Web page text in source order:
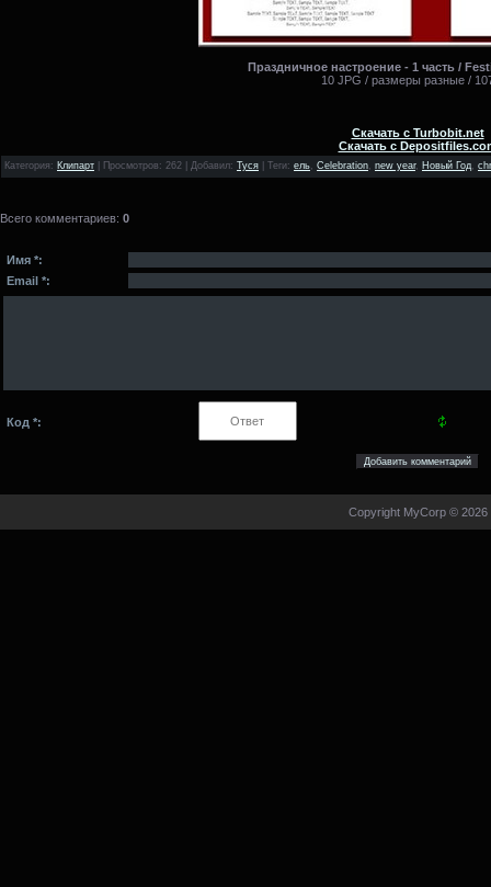
Праздничное настроение - 1 часть /
10 JPG / размеры разные /
Скачать с Turbobit.net
Скачать с
Категория : Клипарт Просмотров: 262 | Добавил: Туся Теги: ель, Celebration, new year, Новый Год,
Всего комментариев: 0
Имя *:
Email *:
Код *:
Copyright MyCorp © 2026